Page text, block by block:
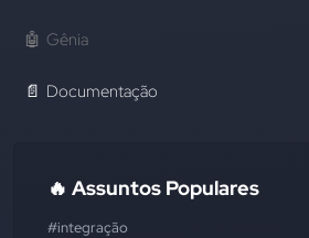
🤖 Gênia
📄 Documentação
🔥 Assuntos Populares
#integração